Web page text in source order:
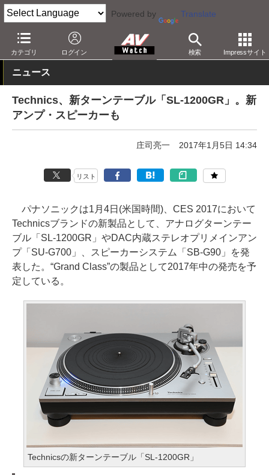
Powered by Translate
カテゴリ ログイン 検索 Impressサイト
AV Watch イベント 2017
ニュース
Technics、新ターンテーブル「SL-1200GR」。新
アンプ・スピーカーも
庄司亮一 2017年1月5日 14:34
リスト
パナソニックは1月4日(米国時間)、CES 2017において
Technicsブランドの新製品として、アナログターンテー
ブル「SL-1200GR」やDAC内蔵ステレオプリメインアン
プ「SU-G700」、スピーカーシステム「SB-G90」を発
表した。“Grand Class”の製品として2017年中の発売を予
定している。
Technicsの新ターンテーブル「SL-1200GR」